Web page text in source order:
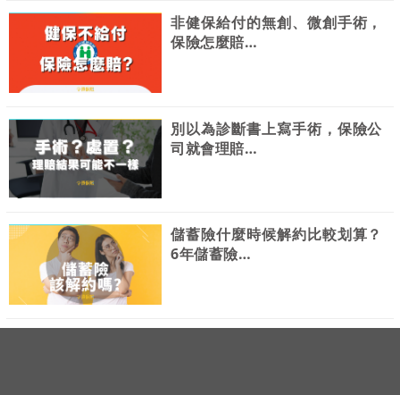
非健保給付的無創、微創手術，
保險怎麼賠…
別以為診斷書上寫手術，保險公
司就會理賠…
儲蓄險什麼時候解約比較划算？
6年儲蓄險…